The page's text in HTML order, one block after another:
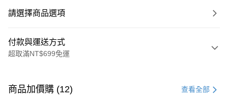
請選擇商品選項
付款與運送方式
超取滿NT$699免運
信用卡一次付款
商品加價購 (12) 查看全部